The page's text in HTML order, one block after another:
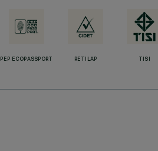
PEP ECOPASSPORT RETILAP TISI